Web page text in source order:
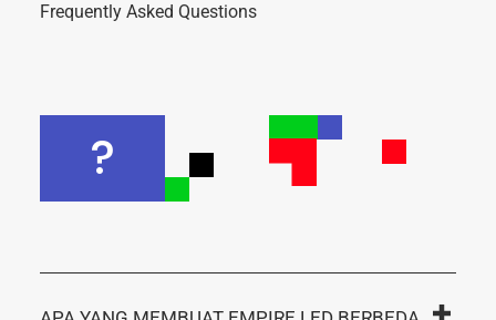
Frequently Asked Questions
?